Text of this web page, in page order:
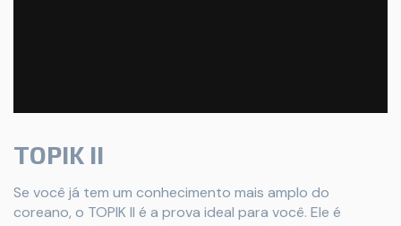
TOPIK II
Se você já tem um conhecimento mais amplo do
coreano, o TOPIK II é a prova ideal para você. Ele é